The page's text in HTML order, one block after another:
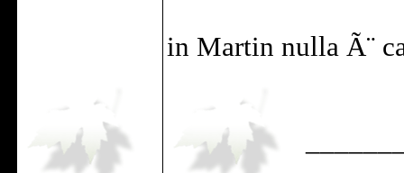
in Martin nulla Ã¨